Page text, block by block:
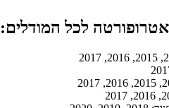
לכל המודלים: